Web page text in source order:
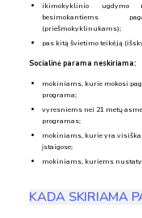
ikimokyklinio
besimokantiems pagal
(priešmokyklinukams);
pas kitą švietimo teikėją
Socialinė parama neskiriama:
mokiniams, kurie mokosi
programa;
vyresniems nei 21 metų
programas;
mokiniams, kurie yra
įstaigose;
mokiniams, kuriems
KADA SKIRIAMA